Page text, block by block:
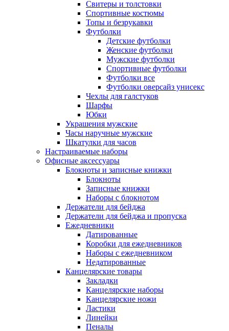
Свитеры и толстовки
Спортивные костюмы
Топы и безрукавки
Футболки
Детские футболки
Женские футболки
Мужские футболки
Спортивные футболки
Футболки все
Футболки оверсайз унисекс
Чехлы для галстуков
Шарфы
Юбки
Украшения мужские
Часы наручные мужские
Шкатулки для часов
Настраиваемые наборы
Офисные аксессуары
Блокноты и записные книжки
Блокноты
Записные книжки
Наборы с блокнотом
Держатели для бейджа
Держатели для бейджа и пропуска
Ежедневники
Датированные
Коробки для ежедневников
Наборы с ежедневником
Недатированные
Канцелярские товары
Закладки
Канцелярские наборы
Канцелярские ножи
Ластики
Линейки
Пеналы